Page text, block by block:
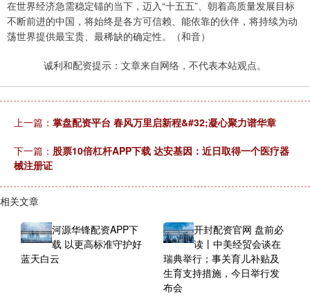
在世界经济急需稳定锚的当下，迈入“十五五”、朝着高质量发展目标
不断前进的中国，将始终是各方可信赖、能依靠的伙伴，将持续为动
荡世界提供最宝贵、最稀缺的确定性。（和音）
诚利和配资提示：文章来自网络，不代表本站观点。
上一篇： 掌盘配资平台 春风万里启新程&#32;凝心聚力谱华章
下一篇： 股票10倍杠杆APP下载 达安基因：近日取得一个医疗器
械注册证
相关文章
河源华锋配资APP下
载 以更高标准守护好
蓝天白云
开封配资官网 盘前必
读丨中美经贸会谈在
瑞典举行；事关育儿补贴及
生育支持措施，今日举行发
布会